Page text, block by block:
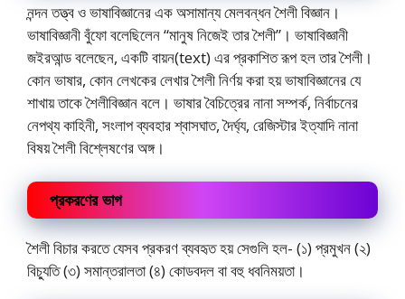
নন্দন তত্ত্ব ও ভাষাবিজ্ঞানের এক অসামান্য মেলবন্ধন শৈলী বিজ্ঞান।
ভাষাবিজ্ঞানী বুঁফো বলেছিলেন “মানুষ নিজেই তার শৈলী”। ভাষাবিজ্ঞানী
জইরআন্ড বলেছেন, একটি বায়ন(text) এর প্রকাশিত রূপ হল তার শৈলী।
কোন ভাষার, কোন লেখকের লেখার শৈলী নির্ণয় করা হয় ভাষাবিজ্ঞানের যে
শাখায় তাকে শৈলীবিজ্ঞান বলে। ভাষার বৈচিত্রের নানা সম্পর্ক, নির্বাচনের
নেপথ্য কাহিনী, সংলাপ ব্যবহার শ্বাসঘাত, দৈর্ঘ্য, রেজিস্টার ইত্যাদি নানা
বিষয় শৈলী বিশ্লেষণের অঙ্গ।
প্রকরণের ভাগ
শৈলী বিচার করতে যেসব প্রকরণ ব্যবহৃত হয় সেগুলি হল- (১) প্রমুখন (২)
বিচ্যুতি (৩) সমান্তরালতা (৪) কোডবদল বা বহু ধবনিময়তা।